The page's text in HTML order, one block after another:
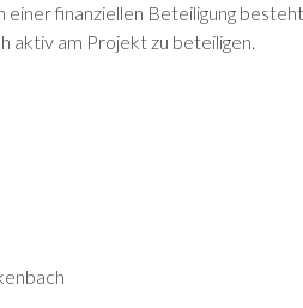
einer finanziellen Beteiligung
aktiv am Projekt zu beteiligen.